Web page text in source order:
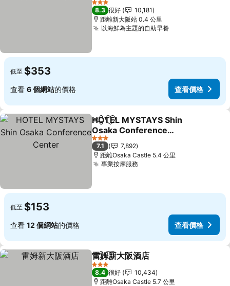
3 星級
8.3 很好
10,181
距離新大阪站 0.4 公里
以海鮮為主題的自助早餐
低至 $353
查看 6 個網站的價格 查看價格
分享 放到收藏夾
HOTEL MYSTAYS Shin
Osaka Conference
Center
3 星級
7.1
7,892
距離Osaka Castle 5.4 公里
專業按摩服務
低至 $153
查看 12 個網站的價格 查看價格
分享 放到收藏夾
雷姆新大阪酒店
3 星級
8.4 很好
10,434
距離Osaka Castle 5.7 公里